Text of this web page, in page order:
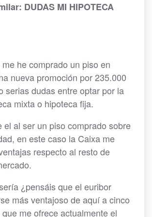
DUDAS MI HIPOTECA
he comprado un piso en
nueva promoción por 235.000
serias dudas entre optar por la
mixta o hipoteca fija.
el al ser un piso comprado sobre
en este caso la Caixa me
respecto al resto de
¿pensáis que el euribor
más ventajoso de aquí a cinco
me ofrece actualmente el